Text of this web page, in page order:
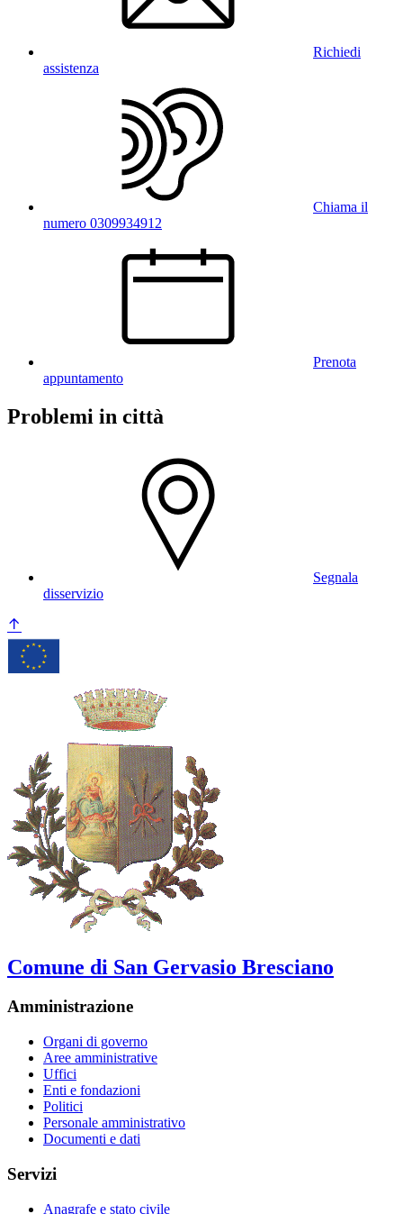
Richiedi
assistenza
Chiama il
numero 0309934912
Prenota
appuntamento
Problemi in città
Segnala
disservizio
Comune di San Gervasio Bresciano
Amministrazione
Organi di governo
Aree amministrative
Uffici
Enti e fondazioni
Politici
Personale amministrativo
Documenti e dati
Servizi
Anagrafe e stato civile